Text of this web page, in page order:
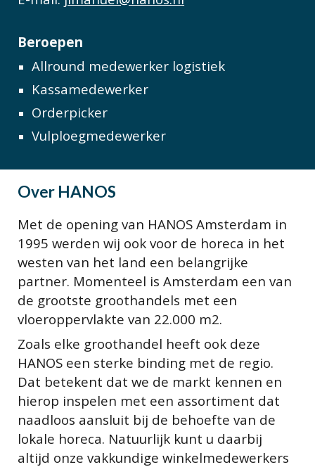
Beroepen
Allround medewerker logistiek
Kassamedewerker
Orderpicker
Vulploegmedewerker
Over HANOS
Met de opening van HANOS Amsterdam in
1995 werden wij ook voor de horeca in het
westen van het land een belangrijke
partner. Momenteel is Amsterdam een van
de grootste groothandels met een
vloeroppervlakte van 22.000 m2.
Zoals elke groothandel heeft ook deze
HANOS een sterke binding met de regio.
Dat betekent dat we de markt kennen en
hierop inspelen met een assortiment dat
naadloos aansluit bij de behoefte van de
lokale horeca. Natuurlijk kunt u daarbij
altijd onze vakkundige winkelmedewerkers